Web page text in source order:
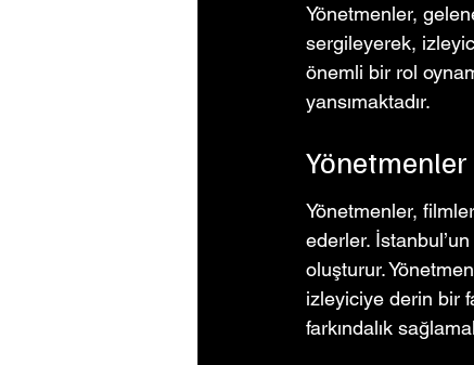
Yönetmenler,
sergileyerek,
önemli bir rol
yansımaktadır.
Yönetmenler,
ederler.
oluşturur.
izleyiciye derin bir
farkındalık